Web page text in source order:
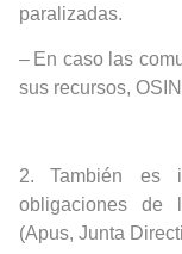
paralizadas.
– En caso las
sus recursos,
2.
También es
obligaciones de
(Apus, Junta